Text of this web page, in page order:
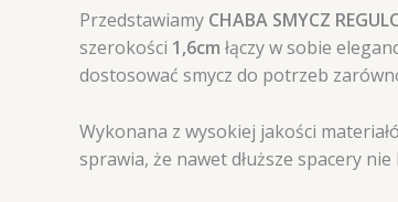
Przedstawiamy CHABA SMYCZ
szerokości 1,6cm łączy w sobie
dostosować smycz do potrzeb
Wykonana z wysokiej jakości
sprawia, że nawet dłuższe spacery